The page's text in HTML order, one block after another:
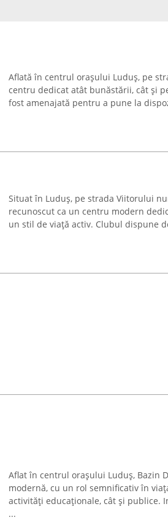
Aflată în centrul orașului Luduș, pe
centru dedicat atât bunăstării, cât și
fost amenajată pentru a pune la
Situat în Luduș, pe strada Viitorului
recunoscut ca un centru modern
un stil de viață activ. Clubul dispune
Aflat în centrul orașului Luduș, Bazin
modernă, cu un rol semnificativ în
activități educaționale, cât și publice.
...